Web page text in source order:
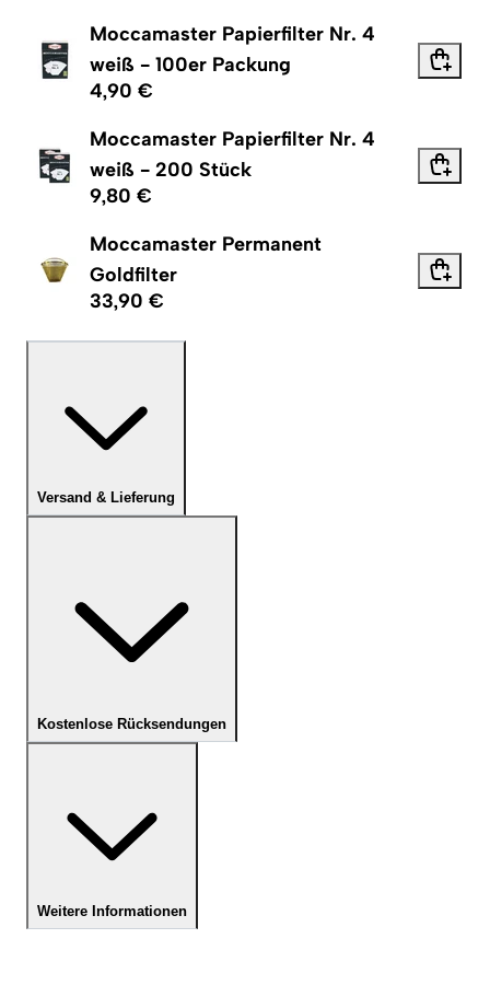
Moccamaster Papierfilter Nr. 4
weiß - 100er Packung
4,90 €
Moccamaster Papierfilter Nr. 4
weiß - 200 Stück
9,80 €
Moccamaster Permanent
Goldfilter
33,90 €
Versand & Lieferung
Kostenlose Rücksendungen
Weitere Informationen